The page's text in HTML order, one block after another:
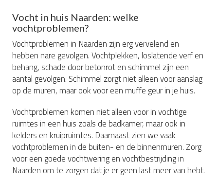
Vocht in huis Naarden: welke
vochtproblemen?
Vochtproblemen in Naarden zijn erg vervelend en
hebben nare gevolgen. Vochtplekken, loslatende verf en
behang, schade door betonrot en schimmel zijn een
aantal gevolgen. Schimmel zorgt niet alleen voor aanslag
op de muren, maar ook voor een muffe geur in je huis.
Vochtproblemen komen niet alleen voor in vochtige
ruimtes in een huis zoals de badkamer, maar ook in
kelders en kruipruimtes. Daarnaast zien we vaak
vochtproblemen in de buiten- en de binnenmuren. Zorg
voor een goede vochtwering en vochtbestrijding in
Naarden om te zorgen dat je er geen last meer van hebt.